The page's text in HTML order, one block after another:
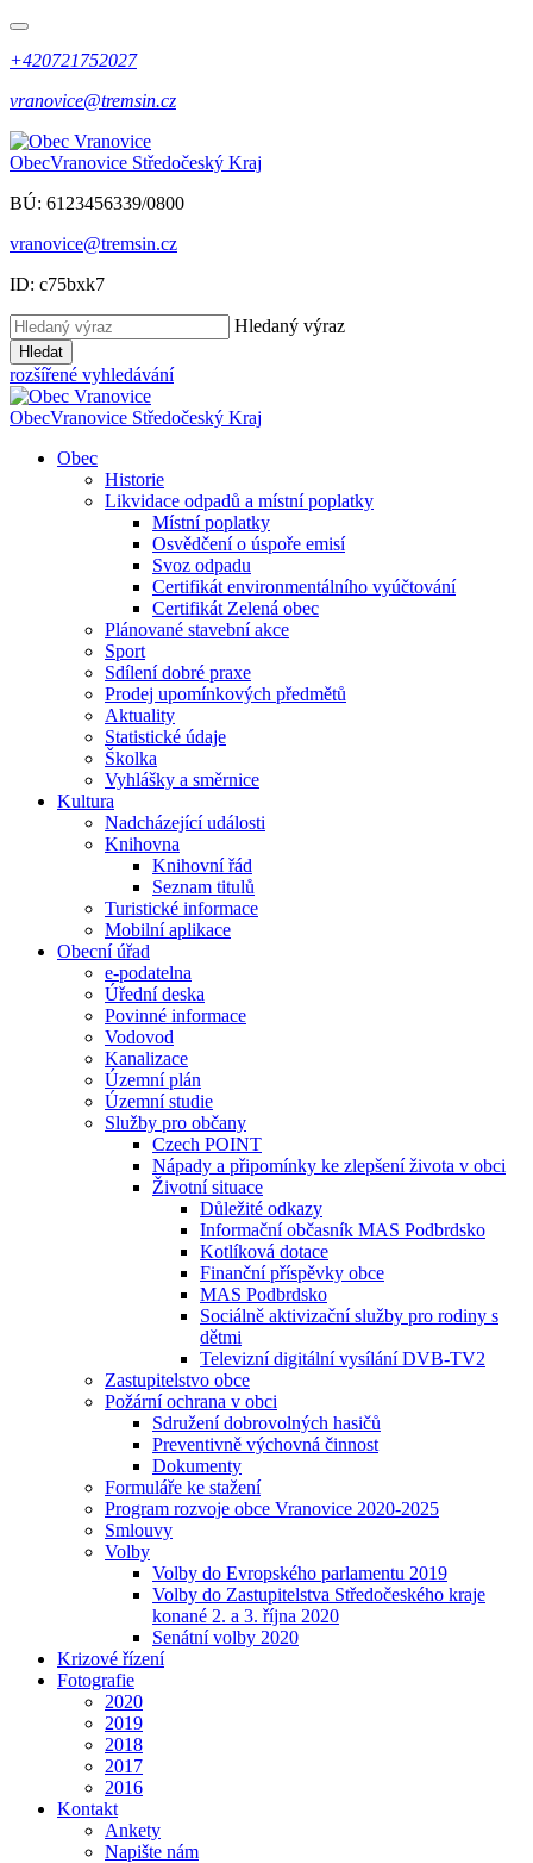
+420721752027
vranovice@tremsin.cz
ObecVranovice Středočeský Kraj
BÚ: 6123456339/0800
vranovice@tremsin.cz
ID: c75bxk7
Hledaný výraz
Hledat
rozšířené vyhledávání
ObecVranovice Středočeský Kraj
Obec
Historie
Likvidace odpadů a místní poplatky
Místní poplatky
Osvědčení o úspoře emisí
Svoz odpadu
Certifikát environmentálního vyúčtování
Certifikát Zelená obec
Plánované stavební akce
Sport
Sdílení dobré praxe
Prodej upomínkových předmětů
Aktuality
Statistické údaje
Školka
Vyhlášky a směrnice
Kultura
Nadcházející události
Knihovna
Knihovní řád
Seznam titulů
Turistické informace
Mobilní aplikace
Obecní úřad
e-podatelna
Úřední deska
Povinné informace
Vodovod
Kanalizace
Územní plán
Územní studie
Služby pro občany
Czech POINT
Nápady a připomínky ke zlepšení života v obci
Životní situace
Důležité odkazy
Informační občasník MAS Podbrdsko
Kotlíková dotace
Finanční příspěvky obce
MAS Podbrdsko
Sociálně aktivizační služby pro rodiny s
dětmi
Televizní digitální vysílání DVB-TV2
Zastupitelstvo obce
Požární ochrana v obci
Sdružení dobrovolných hasičů
Preventivně výchovná činnost
Dokumenty
Formuláře ke stažení
Program rozvoje obce Vranovice 2020-2025
Smlouvy
Volby
Volby do Evropského parlamentu 2019
Volby do Zastupitelstva Středočeského kraje
konané 2. a 3. října 2020
Senátní volby 2020
Krizové řízení
Fotografie
2020
2019
2018
2017
2016
Kontakt
Ankety
Napište nám